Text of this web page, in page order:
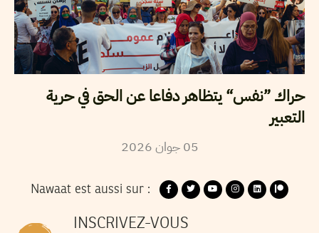
حراك ”نفس“ يتظاهر دفاعا عن الحق في حرية
التعبير
05 جوان2026
Nawaat est aussi sur :
INSCRIVEZ-VOUS